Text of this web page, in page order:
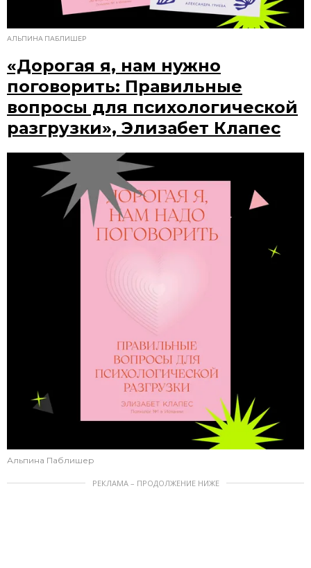
АЛЬПИНА ПАБЛИШЕР
«Дорогая я, нам нужно
поговорить: Правильные
вопросы для психологической
разгрузки», Элизабет Клапес
Альпина Паблишер
РЕКЛАМА – ПРОДОЛЖЕНИЕ НИЖЕ